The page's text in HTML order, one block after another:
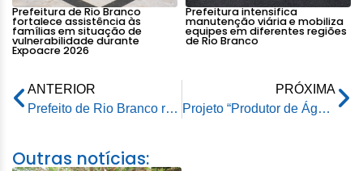
Prefeitura de Rio Branco
fortalece assistência às
famílias em situação de
vulnerabilidade durante
Expoacre 2026
Prefeitura intensifica
manutenção viária e mobiliza
equipes em diferentes regiões
de Rio Branco
ANTERIOR
Prefeito de Rio Branco recebe superintendente da CGU e apoia a realização do projeto Integridade Itinerante
PRÓXIMA
Projeto “Produtor de Água” avança em agenda nacional com participação da Prefeitura de Rio Branco
Outras notícias: